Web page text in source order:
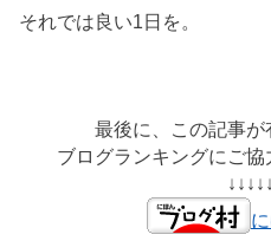
それでは良い1日を。
最後に、この記事が
ブログランキングにご協